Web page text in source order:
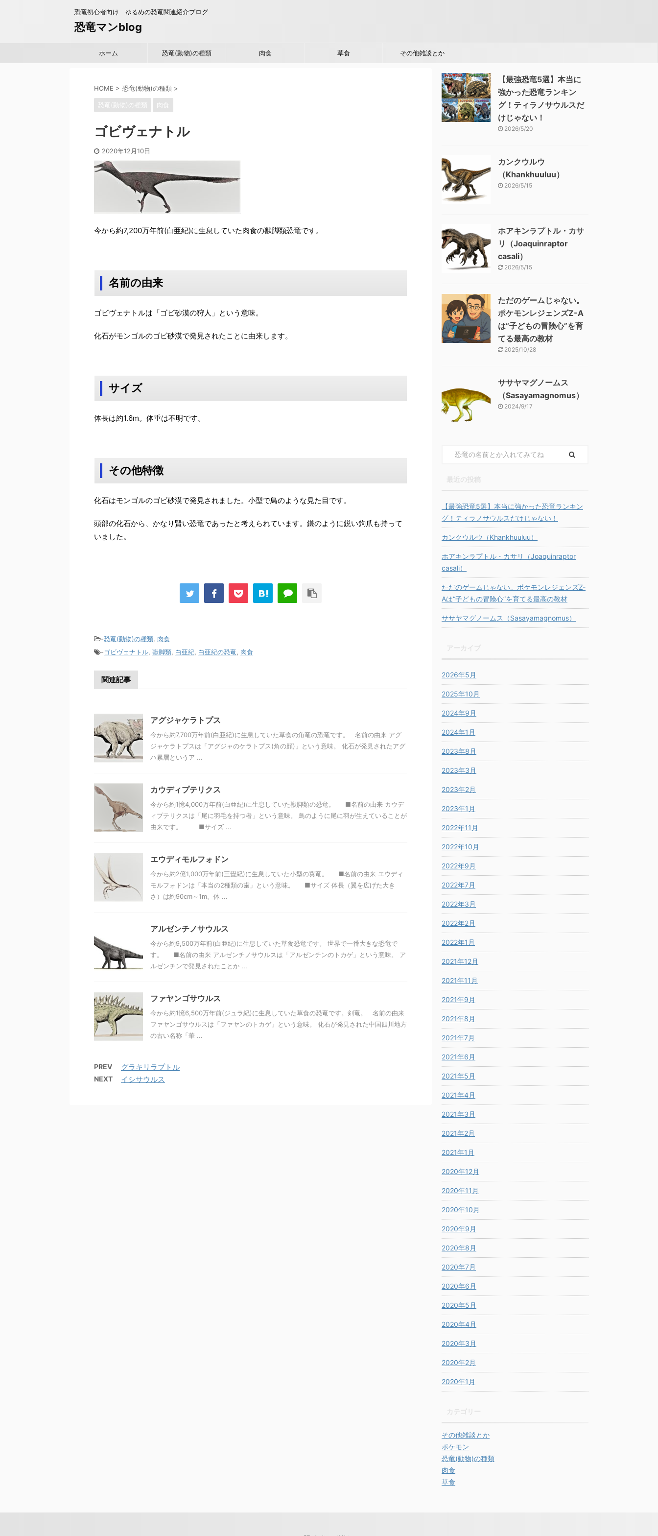
恐竜初心者向け ゆるめの恐竜関連紹介ブログ
恐竜マンblog
ホーム 恐竜(動物)の種類 肉食 草食 その他雑談とか
HOME > 恐竜(動物)の種類 >
恐竜(動物)の種類 肉食
ゴビヴェナトル
2020年12月10日
今から約7,200万年前(白亜紀)に生息していた肉食の獣脚類恐竜です。
名前の由来
ゴビヴェナトルは「ゴビ砂漠の狩人」という意味。
化石がモンゴルのゴビ砂漠で発見されたことに由来します。
サイズ
体長は約1.6m。体重は不明です。
その他特徴
化石はモンゴルのゴビ砂漠で発見されました。小型で鳥のような見た目です。
頭部の化石から、かなり賢い恐竜であったと考えられています。鎌のように鋭い鉤爪も持って
いました。
-恐竜(動物)の種類, 肉食
-ゴビヴェナトル, 獣脚類, 白亜紀, 白亜紀の恐竜, 肉食
関連記事
アグジャケラトプス
今から約7,700万年前(白亜紀)に生息していた草食の角竜の恐竜です。 名前の由来 アグ
ジャケラトプスは「アグジャのケラトプス(角の顔)」という意味。 化石が発見されたアグ
ハ累層というア ...
カウディプテリクス
今から約1憶4,000万年前(白亜紀)に生息していた獣脚類の恐竜。 ■名前の由来 カウデ
ィプテリクスは「尾に羽毛を持つ者」という意味。 鳥のように尾に羽が生えていることが
由来です。 ■サイズ ...
エウディモルフォドン
今から約2億1,000万年前(三畳紀)に生息していた小型の翼竜。 ■名前の由来 エウディ
モルフォドンは「本当の2種類の歯」という意味。 ■サイズ 体長（翼を広げた大き
さ）は約90cm～1m。体 ...
アルゼンチノサウルス
今から約9,500万年前(白亜紀)に生息していた草食恐竜です。 世界で一番大きな恐竜で
す。 ■名前の由来 アルゼンチノサウルスは「アルゼンチンのトカゲ」という意味。 ア
ルゼンチンで発見されたことか ...
ファヤンゴサウルス
今から約1憶6,500万年前(ジュラ紀)に生息していた草食の恐竜です。剣竜。 名前の由来
ファヤンゴサウルスは「ファヤンのトカゲ」という意味。 化石が発見された中国四川地方
の古い名称「華 ...
PREV グラキリラプトル
NEXT イシサウルス
【最強恐竜5選】本当に
強かった恐竜ランキン
グ！ティラノサウルスだ
けじゃない！
2026/5/20
カンクウルウ
（Khankhuuluu）
2026/5/15
ホアキンラプトル・カサ
リ（Joaquinraptor
casali）
2026/5/15
ただのゲームじゃない。
ポケモンレジェンズZ-A
は“子どもの冒険心”を育
てる最高の教材
2025/10/28
ササヤマグノームス
（Sasayamagnomus）
2024/9/17
【最強恐竜5選】本当に強かった恐竜ランキン
グ！ティラノサウルスだけじゃない！
カンクウルウ（Khankhuuluu）
ホアキンラプトル・カサリ（Joaquinraptor
casali）
ただのゲームじゃない。ポケモンレジェンズZ-
Aは“子どもの冒険心”を育てる最高の教材
ササヤマグノームス（Sasayamagnomus）
2026年5月
2025年10月
2024年9月
2024年1月
2023年8月
2023年3月
2023年2月
2023年1月
2022年11月
2022年10月
2022年9月
2022年7月
2022年3月
2022年2月
2022年1月
2021年12月
2021年11月
2021年9月
2021年8月
2021年7月
2021年6月
2021年5月
2021年4月
2021年3月
2021年2月
2021年1月
2020年12月
2020年11月
2020年10月
2020年9月
2020年8月
2020年7月
2020年6月
2020年5月
2020年4月
2020年3月
2020年2月
2020年1月
その他雑談とか
ポケモン
恐竜(動物)の種類
肉食
草食